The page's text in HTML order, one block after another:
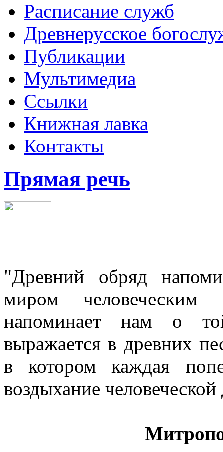
Расписание служб
Древнерусское
Публикации
Мультимедиа
Ссылки
Книжная лавка
Контакты
Прямая речь
"Древний обряд
миром
напоминает нам о
выражается в древних
в котором каждая
воздыхание